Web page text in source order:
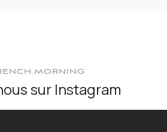
sur Instagram